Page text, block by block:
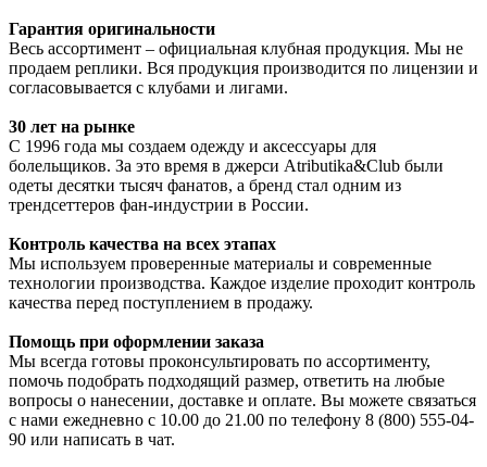
Гарантия оригинальности
Весь ассортимент – официальная клубная продукция. Мы не
продаем реплики. Вся продукция производится по лицензии и
согласовывается с клубами и лигами.
30 лет на рынке
С 1996 года мы создаем одежду и аксессуары для
болельщиков. За это время в джерси Atributika&Club были
одеты десятки тысяч фанатов, а бренд стал одним из
трендсеттеров фан-индустрии в России.
Контроль качества на всех этапах
Мы используем проверенные материалы и современные
технологии производства. Каждое изделие проходит контроль
качества перед поступлением в продажу.
Помощь при оформлении заказа
Мы всегда готовы проконсультировать по ассортименту,
помочь подобрать подходящий размер, ответить на любые
вопросы о нанесении, доставке и оплате. Вы можете связаться
с нами ежедневно с 10.00 до 21.00 по телефону 8 (800) 555-04-
90 или написать в чат.